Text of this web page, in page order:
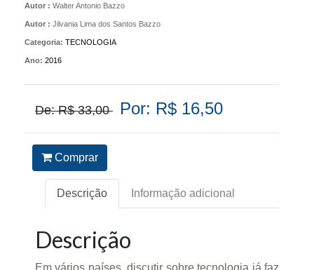
Autor : Walter Antonio Bazzo
Autor : Jilvania Lima dos Santos Bazzo
Categoria: TECNOLOGIA
Ano: 2016
De: R$ 33,00 Por: R$ 16,50
Comprar
Descrição Informação adicional
Descrição
Em vários países, discutir sobre tecnologia já faz